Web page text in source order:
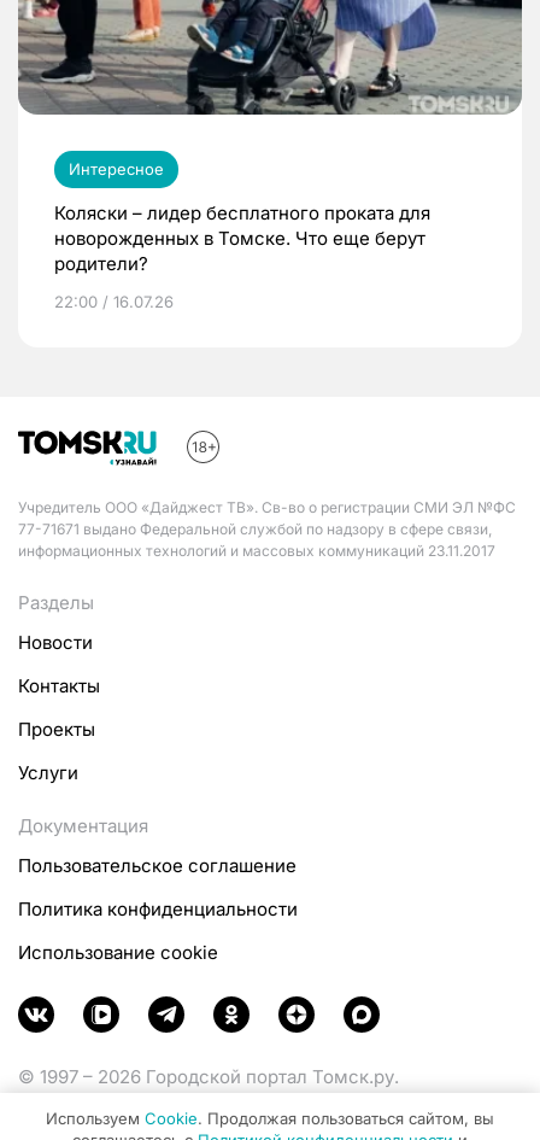
Интересное
Коляски – лидер бесплатного проката для
новорожденных в Томске. Что еще берут
родители?
22:00 / 16.07.26
Учредитель ООО «Дайджест ТВ». Св-во о регистрации СМИ ЭЛ №ФС
77-71671 выдано Федеральной службой по надзору в сфере связи,
информационных технологий и массовых коммуникаций 23.11.2017
Разделы
Новости
Контакты
Проекты
Услуги
Документация
Пользовательское соглашение
Политика конфиденциальности
Использование cookie
© 1997 – 2026 Городской портал Томск.ру.
Министерства цифрового развития, связи и массовых
Используем Cookie. Продолжая пользоваться сайтом, вы